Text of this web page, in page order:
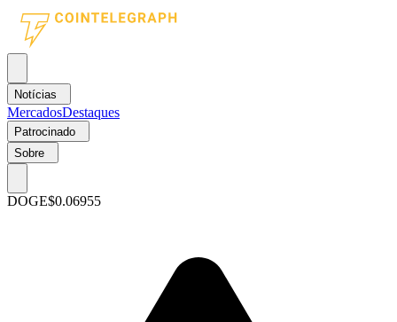
Notícias
MercadosDestaques
Patrocinado
Sobre
DOGE$0.06955